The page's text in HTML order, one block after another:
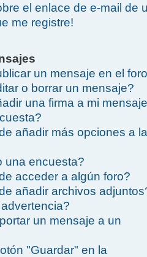
el enlace de e-mail de
me registre!
un mensaje en el
o borrar un mensaje?
una firma a mi
añadir más opciones a la
una encuesta?
acceder a algún foro?
añadir archivos
un mensaje a un
"Guardar" en la